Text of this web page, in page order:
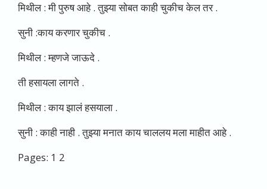
मिथील : मी पुरुष आहे . तुझ्या सोबत काही चुकीच केल तर .
सुनी :काय करणार चुकीच .
मिथील : म्हणजे जाऊदे .
ती हसायला लागते .
मिथील : काय झालं हसयाला .
सुनी : काही नाही . तुझ्या मनात काय चाललय मला माहीत आहे .
Pages: 1 2